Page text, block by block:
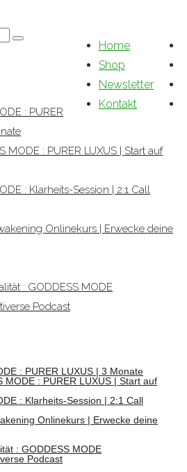
Home
Shop
Newsletter
Kontakt
: PURER
MODE : PURER LUXUS | Start auf
: Klarheits-Session | 2:1 Call
Onlinekurs | Erwecke deine
: GODDESS MODE
Podcast
: PURER LUXUS | 3 Monate
MODE : PURER LUXUS | Start auf
: Klarheits-Session | 2:1 Call
Onlinekurs | Erwecke deine
: GODDESS MODE
Podcast